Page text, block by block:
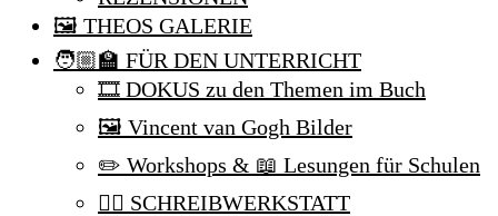
🖼️ THEOS GALERIE
🧑🏼‍🏫 FÜR DEN UNTERRICHT
🎞️ DOKUS zu den Themen im Buch
🖼️ Vincent van Gogh Bilder
✏️ Workshops & 📖 Lesungen für Schulen
✍🏼 SCHREIBWERKSTATT